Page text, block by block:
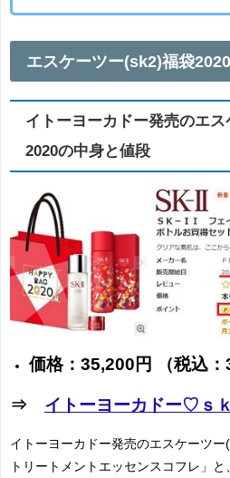
エスケーツー(sk2)福袋
イトーヨーカドー発売のエ
2020の中身と値段
価格： 35,200円 （税込：
⇒ イトーヨーカドー♡ｓ
イトーヨーカドー発売のエスケーツ
トリートメントエッセンスコフレ」